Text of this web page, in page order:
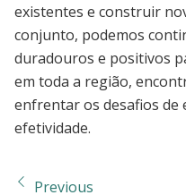
existentes e construir
conjunto, podemos
duradouros e positivos
em toda a região,
enfrentar os desafios de
efetividade.
Previous